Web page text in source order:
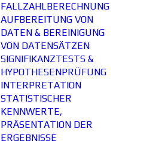
FALLZAHLBERECHNUNG
AUFBEREITUNG VON
DATEN & BEREINIGUNG
VON DATENSÄTZEN
SIGNIFIKANZTESTS &
HYPOTHESENPRÜFUNG
INTERPRETATION
STATISTISCHER
KENNWERTE,
PRÄSENTATION DER
ERGEBNISSE